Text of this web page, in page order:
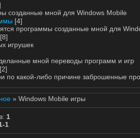
созданные мной для Windows Mobile
[4]
программы созданные мной для
[8]
игрушек
мной переводы программ и игр
[2]
по какой-либо причине заброшенные
» Windows Mobile игры
: 1
1